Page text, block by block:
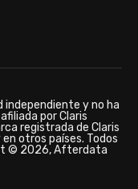
independiente y no ha
por Claris
registrada de Claris
otros países. Todos
© 2026, Afterdata